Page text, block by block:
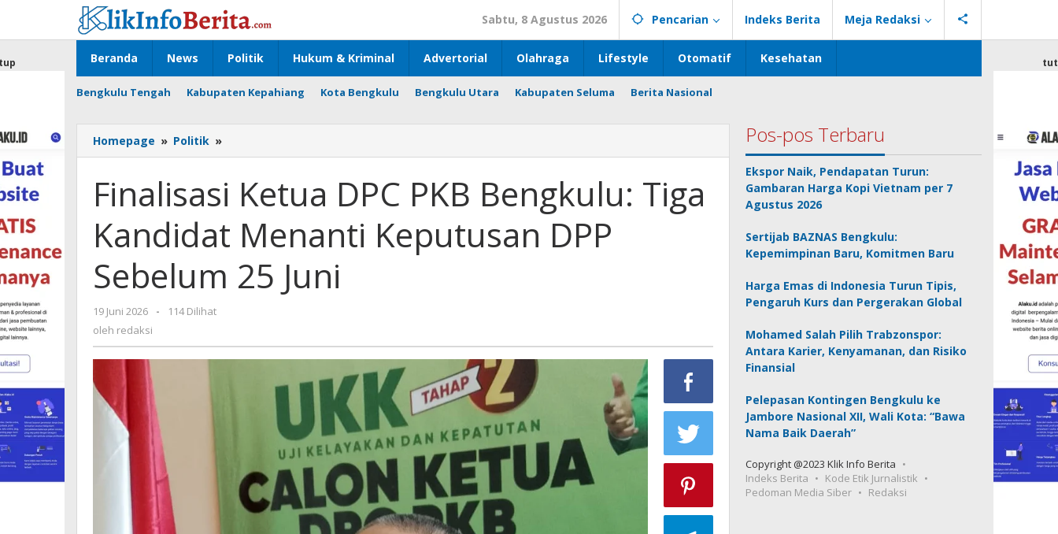
konten
Sabtu, 8 Agustus 2026 Pencarian Indeks Berita Meja Redaksi
Beranda News Politik Hukum & Kriminal Advertorial Olahraga Lifestyle Otomatif Kesehatan
Bengkulu Tengah Kabupaten Kepahiang Kota Bengkulu Bengkulu Utara Kabupaten Seluma Berita Nasional
Homepage » Politik »
Ketua
PKB
Bengkulu:
Tiga
Kandidat
Keputusan
DPP
Finalisasi Ketua DPC PKB Bengkulu: Tiga
Kandidat Menanti Keputusan DPP
Sebelum 25 Juni
19 Juni 2026
oleh
-
114 Dilihat
oleh redaksi
Pos-pos Terbaru
Ekspor Naik, Pendapatan Turun:
Gambaran Harga Kopi Vietnam per 7
Agustus 2026
Sertijab BAZNAS Bengkulu:
Kepemimpinan Baru, Komitmen Baru
Harga Emas di Indonesia Turun Tipis,
Pengaruh Kurs dan Pergerakan Global
Mohamed Salah Pilih Trabzonspor:
Antara Karier, Kenyamanan, dan Risiko
Finansial
Pelepasan Kontingen Bengkulu ke
Jambore Nasional XII, Wali Kota: “Bawa
Nama Baik Daerah”
Copyright @2023 Klik Info Berita
Indeks Berita
Kode Etik Jurnalistik
Pedoman Media Siber
Redaksi